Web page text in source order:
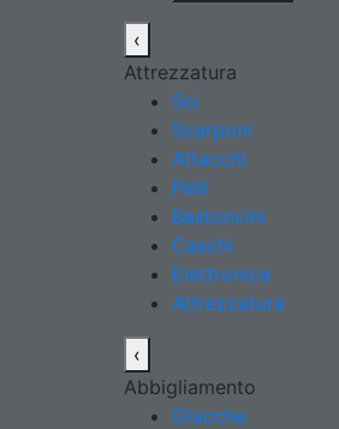
‹
Attrezzatura
Sci
Scarponi
Attacchi
Pelli
Bastoncini
Caschi
Elettronica
Attrezzatura
‹
Abbigliamento
Giacche